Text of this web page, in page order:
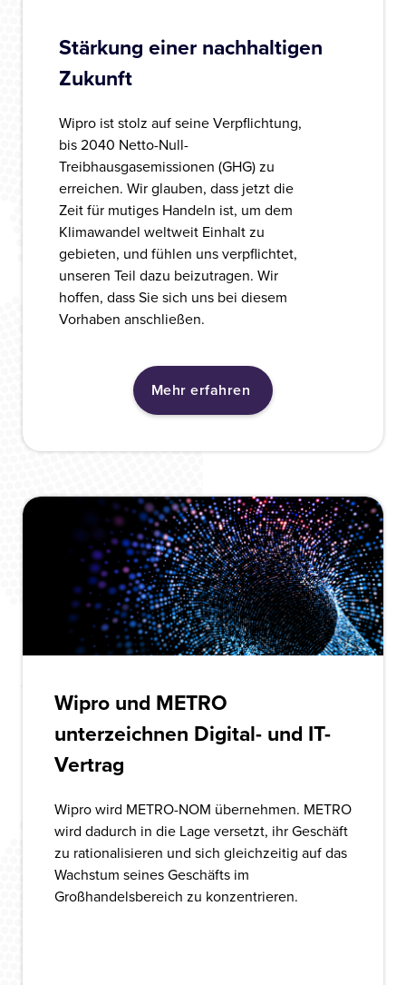
Stärkung einer nachhaltigen
Zukunft
Wipro ist stolz auf seine Verpflichtung,
bis 2040 Netto-Null-
Treibhausgasemissionen (GHG) zu
erreichen. Wir glauben, dass jetzt die
Zeit für mutiges Handeln ist, um dem
Klimawandel weltweit Einhalt zu
gebieten, und fühlen uns verpflichtet,
unseren Teil dazu beizutragen. Wir
hoffen, dass Sie sich uns bei diesem
Vorhaben anschließen.
Mehr erfahren
Wipro und METRO
unterzeichnen Digital- und IT-
Vertrag
Wipro wird METRO-NOM übernehmen. METRO
wird dadurch in die Lage versetzt, ihr Geschäft
zu rationalisieren und sich gleichzeitig auf das
Wachstum seines Geschäfts im
Großhandelsbereich zu konzentrieren.